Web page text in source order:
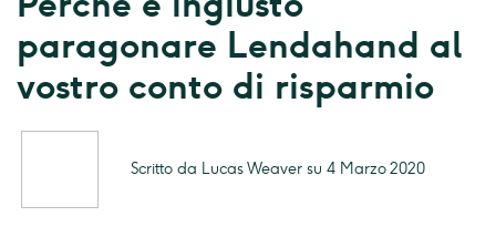
paragonare Lendahand al
vostro conto di risparmio
Scritto da Lucas Weaver su 4 Marzo 2020